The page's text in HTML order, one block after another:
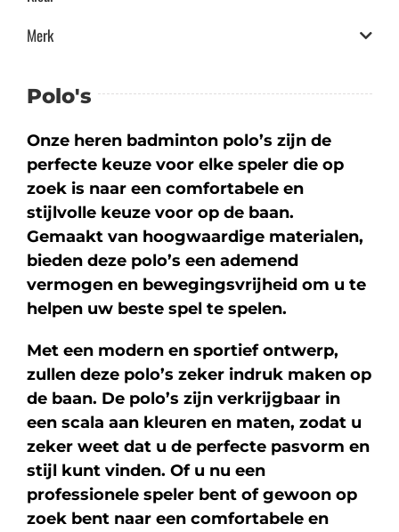
Merk
Polo's
Onze heren badminton polo’s zijn de
perfecte keuze voor elke speler die op
zoek is naar een comfortabele en
stijlvolle keuze voor op de baan.
Gemaakt van hoogwaardige materialen,
bieden deze polo’s een ademend
vermogen en bewegingsvrijheid om u te
helpen uw beste spel te spelen.
Met een modern en sportief ontwerp,
zullen deze polo’s zeker indruk maken op
de baan. De polo’s zijn verkrijgbaar in
een scala aan kleuren en maten, zodat u
zeker weet dat u de perfecte pasvorm en
stijl kunt vinden. Of u nu een
professionele speler bent of gewoon op
zoek bent naar een comfortabele en